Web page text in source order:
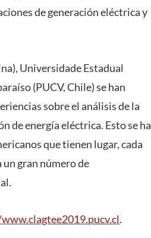
de generación eléctrica y
Universidade Estadual
(PUCV, Chile) se han
sobre el análisis de la
de energía eléctrica. Esto se ha
que tienen lugar, cada
un gran número de
.